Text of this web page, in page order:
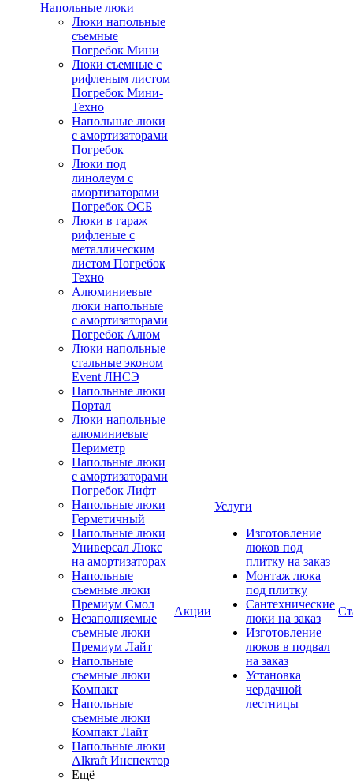
Напольные люки
Люки напольные
съемные
Погребок Мини
Люки съемные с
рифленым листом
Погребок Мини-
Техно
Напольные люки
с амортизаторами
Погребок
Люки под
линолеум с
амортизаторами
Погребок ОСБ
Люки в гараж
рифленые с
металлическим
листом Погребок
Техно
Алюминиевые
люки напольные
с амортизаторами
Погребок Алюм
Люки напольные
стальные эконом
Event ЛНСЭ
Напольные люки
Портал
Люки напольные
алюминиевые
Периметр
Напольные люки
с амортизаторами
Погребок Лифт
Напольные люки
Герметичный
Напольные люки
Универсал Люкс
на амортизаторах
Напольные
съемные люки
Премиум Смол
Незаполняемые
съемные люки
Премиум Лайт
Напольные
съемные люки
Компакт
Напольные
съемные люки
Компакт Лайт
Напольные люки
Alkraft Инспектор
Ещё
Акции
Услуги
Изготовление
люков под
плитку на заказ
Монтаж люка
под плитку
Сантехнические
люки на заказ
Изготовление
люков в подвал
на заказ
Установка
чердачной
лестницы